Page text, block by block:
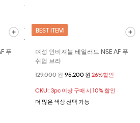
푸
BEST ITEM
여성 인비져블 테일러드 NSE AF 푸
쉬업 브라
할인 전 가격
129,000 원할인된 가격
95,200 원 26%할인
CKU : 3pc 이상 구매 시 10% 할인
더 많은 색상 선택 가능